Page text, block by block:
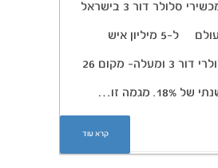
שיעור חדירת מכשירי סלולר דור 3 בישראל
– מהגבוהים בעולם ל-5 מיליון איש
בישראל יש סלולרי דור 3 ומעלה- מקום 26
מגמה זו…
קרא עוד